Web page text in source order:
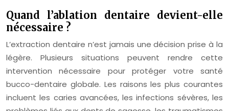
Quand l’ablation dentaire devient-elle
nécessaire ?
L’extraction dentaire n’est jamais une décision prise à la
légère. Plusieurs situations peuvent rendre cette
intervention nécessaire pour protéger votre santé
bucco-dentaire globale. Les raisons les plus courantes
incluent les caries avancées, les infections sévères, les